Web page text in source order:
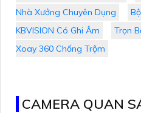
Nhà Xưởng Chuyên Dụng
KBVISION Có Ghi Âm
Trọn
Xoay 360 Chống Trộm
CAMERA QUAN